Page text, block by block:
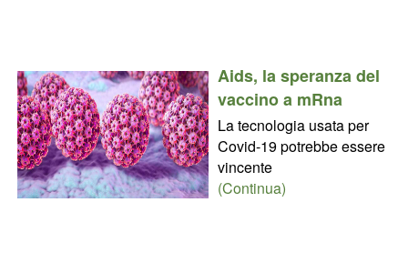
Aids, la speranza del
vaccino a mRna
La tecnologia usata per
Covid-19 potrebbe essere
vincente
(Continua)